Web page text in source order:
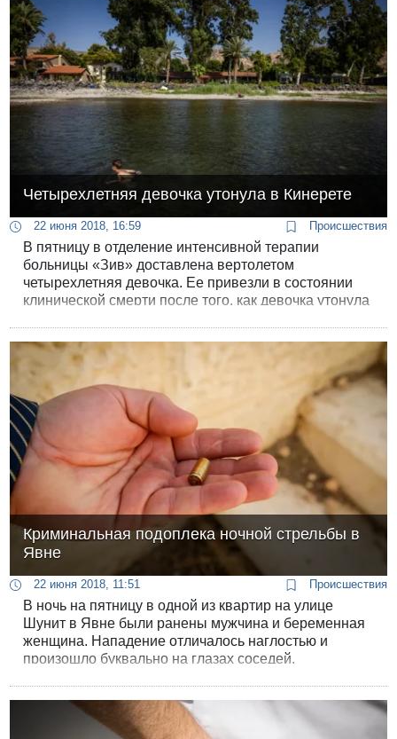
Четырехлетняя девочка утонула в Кинерете
22 июня 2018, 16:59 Происшествия
В пятницу в отделение интенсивной терапии
больницы «Зив» доставлена вертолетом
четырехлетняя девочка. Ее привезли в состоянии
клинической смерти после того, как девочка утонула
Криминальная подоплека ночной стрельбы в
Явне
22 июня 2018, 11:51 Происшествия
В ночь на пятницу в одной из квартир на улице
Шунит в Явне были ранены мужчина и беременная
женщина. Нападение отличалось наглостью и
произошло буквально на глазах соседей.